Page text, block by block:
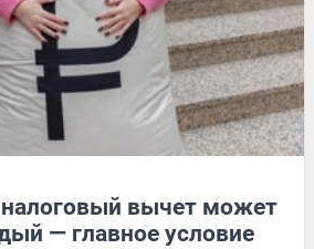
вычет может
— главное условие